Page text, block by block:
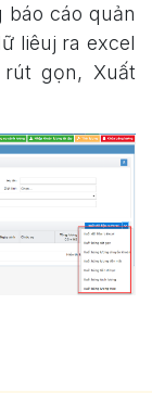
cáo quản
liêuj ra excel
gọn, Xuất